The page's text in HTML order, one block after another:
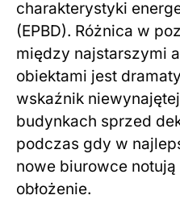
charakterystyki
(EPBD). Różnica w
między najstarszymi
obiektami jest
wskaźnik
budynkach sprzed
podczas gdy w
nowe biurowce notują
obłożenie.